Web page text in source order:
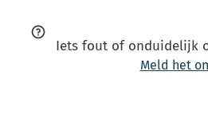
Iets fout of onduidelijk
Meld het